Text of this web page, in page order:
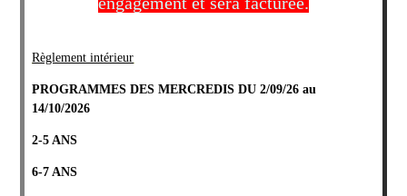
Règlement intérieur
PROGRAMMES DES MERCREDIS DU 2/09/26 au
14/10/2026
2-5 ANS
6-7 ANS